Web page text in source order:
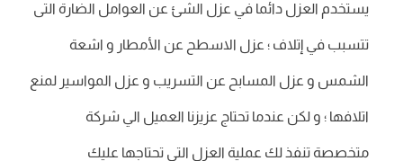
يستخدم العزل دائما في عزل الشئ عن العوامل الضارة التى
تتسبب في إتلاف ؛ عزل الاسطح عن الأمطار و اشعة
الشمس و عزل المسابح عن التسريب و عزل المواسير لمنع
اتلافها ؛ و لكن عندما تحتاج عزيزنا العميل الي شركة
متخصصة تنفذ لك عملية العزل التى تحتاجها عليك